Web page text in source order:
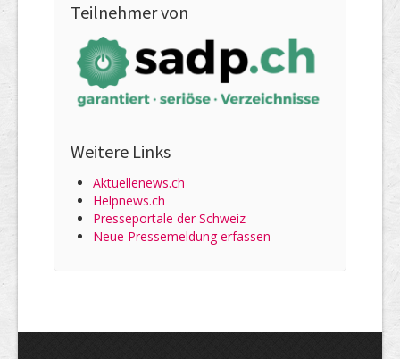
Teilnehmer von
Weitere Links
Aktuellenews.ch
Helpnews.ch
Presseportale der Schweiz
Neue Pressemeldung erfassen